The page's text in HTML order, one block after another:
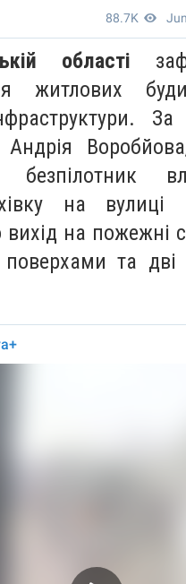
області
житлових
Андрія
безпілотник
на вулиці
на пожежні
та дві